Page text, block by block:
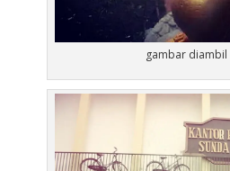
gambar diambil